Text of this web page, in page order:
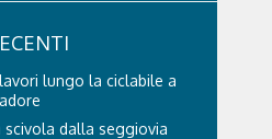
lungo la ciclabile a
scivola dalla seggiovia